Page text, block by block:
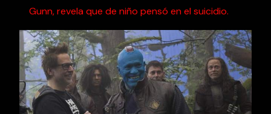
Gunn, revela que de niño pensó en el suicidio.